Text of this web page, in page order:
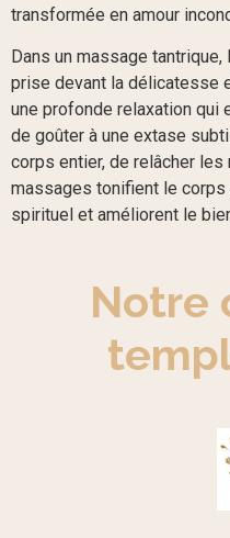
transformée en amour
Dans un massage
prise devant la délicatesse
une profonde relaxation qui
de goûter à une extase
corps entier, de relâcher
massages tonifient le
spirituel et améliorent le
Notre